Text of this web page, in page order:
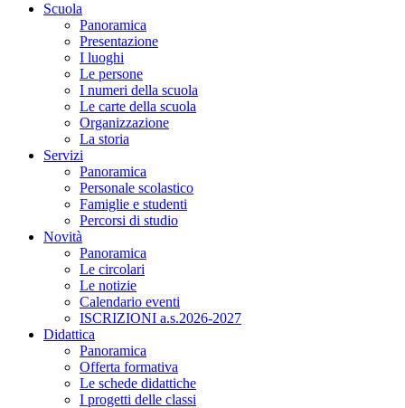
Scuola
Panoramica
Presentazione
I luoghi
Le persone
I numeri della scuola
Le carte della scuola
Organizzazione
La storia
Servizi
Panoramica
Personale scolastico
Famiglie e studenti
Percorsi di studio
Novità
Panoramica
Le circolari
Le notizie
Calendario eventi
ISCRIZIONI a.s.2026-2027
Didattica
Panoramica
Offerta formativa
Le schede didattiche
I progetti delle classi